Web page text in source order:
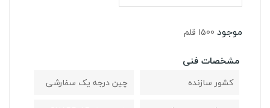
موجود 1500 قلم
مشخصات فنی
کشور سازنده
چین درجه یک سفارشی